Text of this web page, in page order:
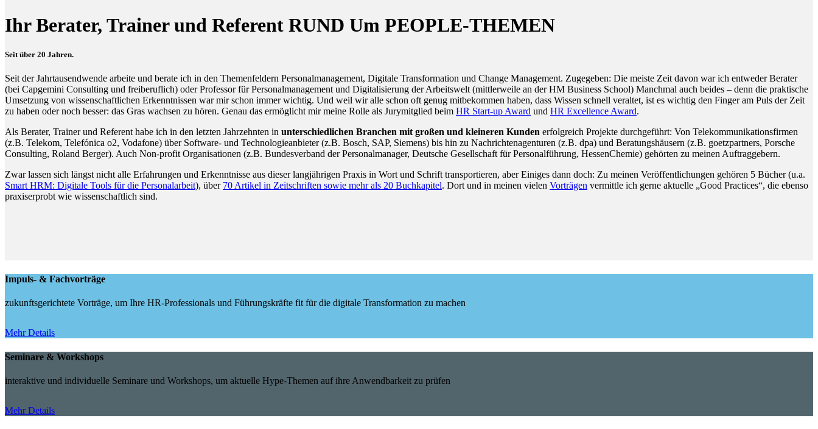
Ihr Berater, Trainer und Referent RUND Um PEOPLE-THEMEN
Seit über 20 Jahren.
Seit der Jahrtausendwende arbeite und berate ich in den Themenfeldern Personalmanagement, Digitale Transformation und Change Management. Zugegeben: Die meiste Zeit davon war ich entweder Berater
(bei Capgemini Consulting und freiberuflich) oder Professor für Personalmanagement und Digitalisierung der Arbeitswelt (mittlerweile an der HM Business School) Manchmal auch beides – denn die praktische
Umsetzung von wissenschaftlichen Erkenntnissen war mir schon immer wichtig. Und weil wir alle schon oft genug mitbekommen haben, dass Wissen schnell veraltet, ist es wichtig den Finger am Puls der Zeit
zu haben oder noch besser: das Gras wachsen zu hören. Genau das ermöglicht mir meine Rolle als Jurymitglied beim HR Start-up Award und HR Excellence Award.
Als Berater, Trainer und Referent habe ich in den letzten Jahrzehnten in unterschiedlichen Branchen mit großen und kleineren Kunden erfolgreich Projekte durchgeführt: Von Telekommunikationsfirmen
(z.B. Telekom, Telefónica o2, Vodafone) über Software- und Technologieanbieter (z.B. Bosch, SAP, Siemens) bis hin zu Nachrichtenagenturen (z.B. dpa) und Beratungshäusern (z.B. goetzpartners, Porsche
Consulting, Roland Berger). Auch Non-profit Organisationen (z.B. Bundesverband der Personalmanager, Deutsche Gesellschaft für Personalführung, HessenChemie) gehörten zu meinen Auftraggebern.
Zwar lassen sich längst nicht alle Erfahrungen und Erkenntnisse aus dieser langjährigen Praxis in Wort und Schrift transportieren, aber Einiges dann doch: Zu meinen Veröffentlichungen gehören 5 Bücher (u.a.
Smart HRM: Digitale Tools für die Personalarbeit), über 70 Artikel in Zeitschriften sowie mehr als 20 Buchkapitel. Dort und in meinen vielen Vorträgen vermittle ich gerne aktuelle „Good Practices“, die ebenso
praxiserprobt wie wissenschaftlich sind.
Impuls- & Fachvorträge
zukunftsgerichtete Vorträge, um Ihre HR-Professionals und Führungskräfte fit für die digitale Transformation zu machen
Mehr Details
Seminare & Workshops
interaktive und individuelle Seminare und Workshops, um aktuelle Hype-Themen auf ihre Anwendbarkeit zu prüfen
Mehr Details